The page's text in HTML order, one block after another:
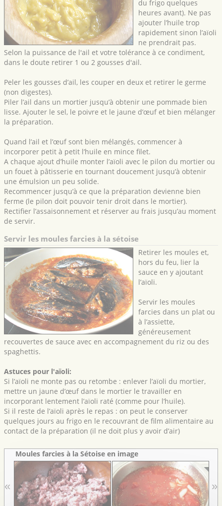
du frigo quelques
heures avant). Ne pas
ajouter l’huile trop
rapidement sinon l’aïoli
ne prendrait pas.
Selon la puissance de l'ail et votre tolérance à ce condiment,
dans le doute retirer 1 ou 2 gousses d'ail.
Peler les gousses d’ail, les couper en deux et retirer le germe
(non digestes).
Piler l’ail dans un mortier jusqu’à obtenir une pommade bien
lisse. Ajouter le sel, le poivre et le jaune d’œuf et bien mélanger
la préparation.
Quand l’ail et l’œuf sont bien mélangés, commencer à
incorporer petit à petit l’huile en mince filet.
A chaque ajout d’huile monter l’aïoli avec le pilon du mortier ou
un fouet à pâtisserie en tournant doucement jusqu’à obtenir
une émulsion un peu solide.
Recommencer jusqu’à ce que la préparation devienne bien
ferme (le pilon doit pouvoir tenir droit dans le mortier).
Rectifier l’assaisonnement et réserver au frais jusqu’au moment
de servir.
Servir les moules farcies à la sétoise
Retirer les moules et,
hors du feu, lier la
sauce en y ajoutant
l’aïoli.
Servir les moules
farcies dans un plat ou
à l’assiette,
généreusement
recouvertes de sauce avec en accompagnement du riz ou des
spaghettis.
Astuces pour l'aïoli:
Si l’aïoli ne monte pas ou retombe : enlever l’aïoli du mortier,
mettre un jaune d’œuf dans le mortier le travailler en
incorporant lentement l’aïoli raté (comme pour l’huile).
Si il reste de l’aïoli après le repas : on peut le conserver
quelques jours au frigo en le recouvrant de film alimentaire au
contact de la préparation (il ne doit plus y avoir d’air)
Moules farcies à la Sétoise en image
« »